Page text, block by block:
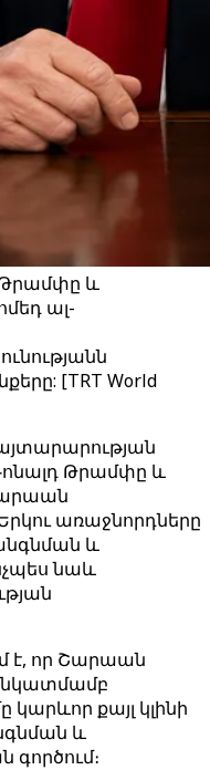
և
ալ-
[TRT World
Թրամփը և
առաջնորդները
և
նաև
է, որ Շարաան
նկատմամբ
քայլ կլինի
և